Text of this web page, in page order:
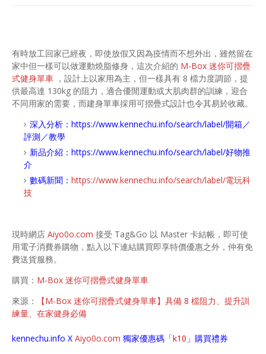
有時放工回家已經夜，即使放假又因為疫情而不想外出，雖然留在
家中但一樣可以做運動燒脂修身，這次介紹的 M-Box 迷你可摺疊
式健身單車 ，設計上以家用為主，但一樣具有 8 檔力度調節，提
供最高達 130kg 的阻力，適合優閒運動或大肌肉群的訓練，迎合
不同用家的需要，而建身單車採用可摺疊式設計也令其易於收藏。
深入分析： https://www.kennechu.info/search/label/開箱／
評測／教學
新品介紹： https://www.kennechu.info/search/label/好物推
介
數碼新聞： https://www.kennechu.info/search/label/電玩科
技
現時網店 Aiyo0o.com 接受 Tag&Go 以 Master 卡結帳，即可使
用電子消費券購物，點入以下連結購買即享特價優惠之外，仲有免
費送貨服務。
購買： M-Box 迷你可摺疊式健身單車
來源：
【M-Box 迷你可摺疊式健身單車】具備 8 檔阻力、提升訓
練量、在家健身必備
kennechu.info X Aiyo0o.com 獨家優惠碼「k10 」購買禮券